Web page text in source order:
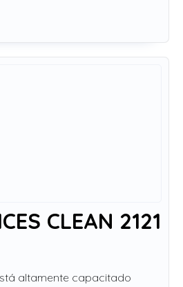
CLEAN 2121
altamente capacitado